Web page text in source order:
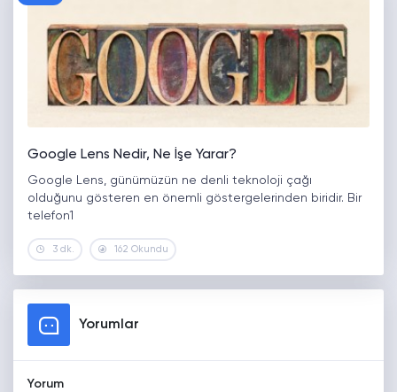
Google Lens Nedir, Ne İşe Yarar?
Google Lens, günümüzün ne denli teknoloji çağı
olduğunu gösteren en önemli göstergelerinden biridir. Bir
telefon1
3 dk. 162 Okundu
Yorumlar
Yorum